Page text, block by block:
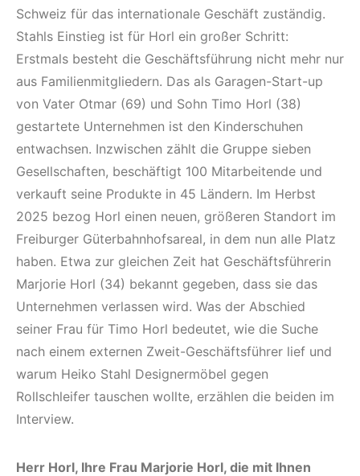
Schweiz für das internationale Geschäft zuständig.
Stahls Einstieg ist für Horl ein großer Schritt:
Erstmals besteht die Geschäftsführung nicht mehr nur
aus Familienmitgliedern. Das als Garagen-Start-up
von Vater Otmar (69) und Sohn Timo Horl (38)
gestartete Unternehmen ist den Kinderschuhen
entwachsen. Inzwischen zählt die Gruppe sieben
Gesellschaften, beschäftigt 100 Mitarbeitende und
verkauft seine Produkte in 45 Ländern. Im Herbst
2025 bezog Horl einen neuen, größeren Standort im
Freiburger Güterbahnhofsareal, in dem nun alle Platz
haben. Etwa zur gleichen Zeit hat Geschäftsführerin
Marjorie Horl (34) bekannt gegeben, dass sie das
Unternehmen verlassen wird. Was der Abschied
seiner Frau für Timo Horl bedeutet, wie die Suche
nach einem externen Zweit-Geschäftsführer lief und
warum Heiko Stahl Designermöbel gegen
Rollschleifer tauschen wollte, erzählen die beiden im
Interview.
Herr Horl, Ihre Frau Marjorie Horl, die mit Ihnen